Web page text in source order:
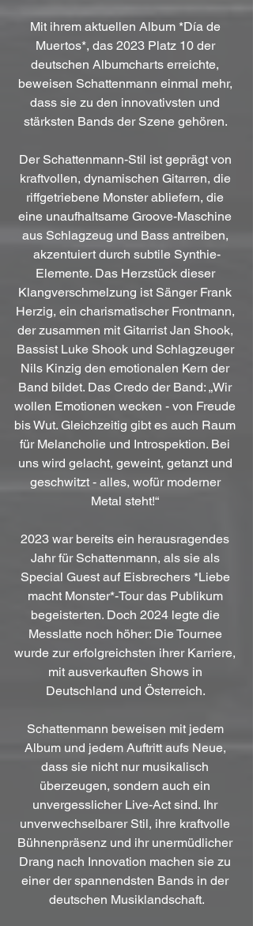
Mit ihrem aktuellen Album *Día de
Muertos*, das 2023 Platz 10 der
deutschen Albumcharts erreichte,
beweisen Schattenmann einmal mehr,
dass sie zu den innovativsten und
stärksten Bands der Szene gehören.
Der Schattenmann-Stil ist geprägt von
kraftvollen, dynamischen Gitarren, die
riffgetriebene Monster abliefern, die
eine unaufhaltsame Groove-Maschine
aus Schlagzeug und Bass antreiben,
akzentuiert durch subtile Synthie-
Elemente. Das Herzstück dieser
Klangverschmelzung ist Sänger Frank
Herzig, ein charismatischer Frontmann,
der zusammen mit Gitarrist Jan Shook,
Bassist Luke Shook und Schlagzeuger
Nils Kinzig den emotionalen Kern der
Band bildet. Das Credo der Band: „Wir
wollen Emotionen wecken - von Freude
bis Wut. Gleichzeitig gibt es auch Raum
für Melancholie und Introspektion. Bei
uns wird gelacht, geweint, getanzt und
geschwitzt - alles, wofür moderner
Metal steht!“
2023 war bereits ein herausragendes
Jahr für Schattenmann, als sie als
Special Guest auf Eisbrechers *Liebe
macht Monster*-Tour das Publikum
begeisterten. Doch 2024 legte die
Messlatte noch höher: Die Tournee
wurde zur erfolgreichsten ihrer Karriere,
mit ausverkauften Shows in
Deutschland und Österreich.
Schattenmann beweisen mit jedem
Album und jedem Auftritt aufs Neue,
dass sie nicht nur musikalisch
überzeugen, sondern auch ein
unvergesslicher Live-Act sind. Ihr
unverwechselbarer Stil, ihre kraftvolle
Bühnenpräsenz und ihr unermüdlicher
Drang nach Innovation machen sie zu
einer der spannendsten Bands in der
deutschen Musiklandschaft.